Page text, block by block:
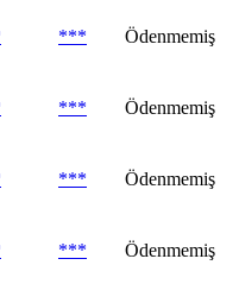
*** Ödenmemiş
*** Ödenmemiş
*** Ödenmemiş
*** Ödenmemiş